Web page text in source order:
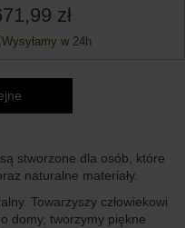
zł
Wysyłamy w 24h
stworzone dla osób, które
naturalne materiały.
Towarzyszy człowiekowi
domy, tworzymy piękne